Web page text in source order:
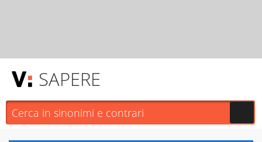
SAPERE